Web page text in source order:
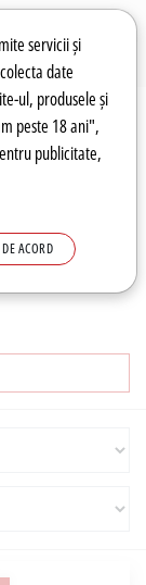
servicii și
date
ul, produsele și
peste 18 ani",
publicitate,
ACORD
Autentificare